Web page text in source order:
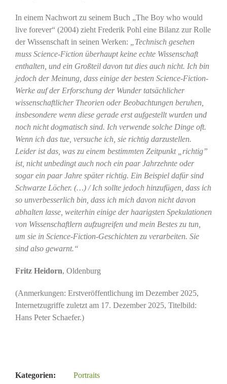
In einem Nachwort zu seinem Buch „The Boy who would
live forever“ (2004) zieht Frederik Pohl eine Bilanz zur Rolle
der Wissenschaft in seinen Werken:
„Technisch gesehen
muss Science-Fiction überhaupt keine echte Wissenschaft
enthalten, und ein Großteil davon tut dies auch nicht. Ich bin
jedoch der Meinung, dass einige der besten Science-Fiction-
Werke auf der Erforschung der Wunder tatsächlicher
wissenschaftlicher Theorien oder Beobachtungen beruhen,
insbesondere wenn diese gerade erst aufgestellt wurden und
noch nicht dogmatisch sind. Ich verwende solche Dinge oft.
Wenn ich das tue, versuche ich, sie richtig darzustellen.
Leider ist das, was zu einem bestimmten Zeitpunkt „richtig”
ist, nicht unbedingt auch noch ein paar Jahrzehnte oder
sogar ein paar Jahre später richtig. Ein Beispiel dafür sind
Schwarze Löcher. (…) / Ich sollte jedoch hinzufügen, dass ich
so unverbesserlich bin, dass ich mich davon nicht davon
abhalten lasse, weiterhin einige der haarigsten Spekulationen
von Wissenschaftlern aufzugreifen und mein Bestes zu tun,
um sie in Science-Fiction-Geschichten zu verarbeiten. Sie
sind also gewarnt.“
Fritz Heidorn, Oldenburg
(Anmerkungen: Erstveröffentlichung im Dezember 2025,
Internetzugriffe zuletzt am 17. Dezember 2025, Titelbild:
Hans Peter Schaefer.)
Kategorien:
Portraits